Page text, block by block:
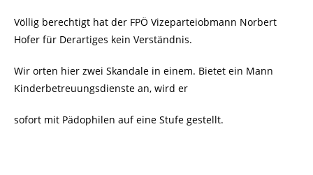
Völlig berechtigt hat der FPÖ Vizeparteiobmann Norbert
Hofer für Derartiges kein Verständnis.
Wir orten hier zwei Skandale in einem. Bietet ein Mann
Kinderbetreuungsdienste an, wird er
sofort mit Pädophilen auf eine Stufe gestellt.